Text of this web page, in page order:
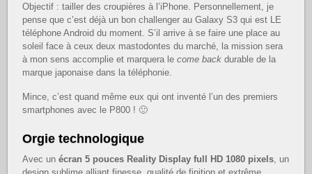
Objectif : tailler des croupières à l’iPhone. Personnellement, je
pense que c’est déjà un bon challenger au Galaxy S3 qui est LE
téléphone Android du moment. S’il arrive à se faire une place au
soleil face à ceux deux mastodontes du marché, la mission sera
à mon sens accomplie et marquera lecome back durable de la
marque japonaise dans la téléphonie.
Mince, c’est quand même eux qui ont inventé l’un des premiers
smartphones avec le P800 ! 🙂
Orgie technologique
Avec unécran 5 pouces Reality Display full HD 1080 pixels, un